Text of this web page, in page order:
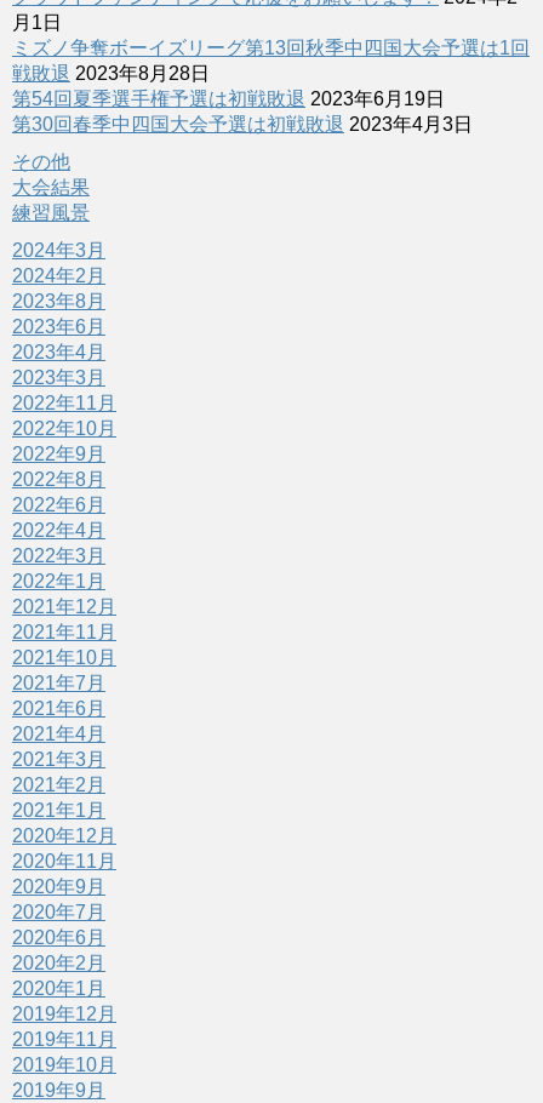
月1日
ミズノ争奪ボーイズリーグ第13回秋季中四国大会予選は1回
戦敗退 2023年8月28日
第54回夏季選手権予選は初戦敗退 2023年6月19日
第30回春季中四国大会予選は初戦敗退 2023年4月3日
その他
大会結果
練習風景
2024年3月
2024年2月
2023年8月
2023年6月
2023年4月
2023年3月
2022年11月
2022年10月
2022年9月
2022年8月
2022年6月
2022年4月
2022年3月
2022年1月
2021年12月
2021年11月
2021年10月
2021年7月
2021年6月
2021年4月
2021年3月
2021年2月
2021年1月
2020年12月
2020年11月
2020年9月
2020年7月
2020年6月
2020年2月
2020年1月
2019年12月
2019年11月
2019年10月
2019年9月